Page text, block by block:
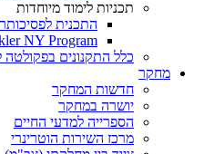
תכניות לימוד מיוחדות
התכנית
NY Program
כלל התקנונים בפקולטה
מחקר
חדשות המחקר
יושרה במחקר
הספרייה למדעי החיים
מרכז השירות הוטרינרי